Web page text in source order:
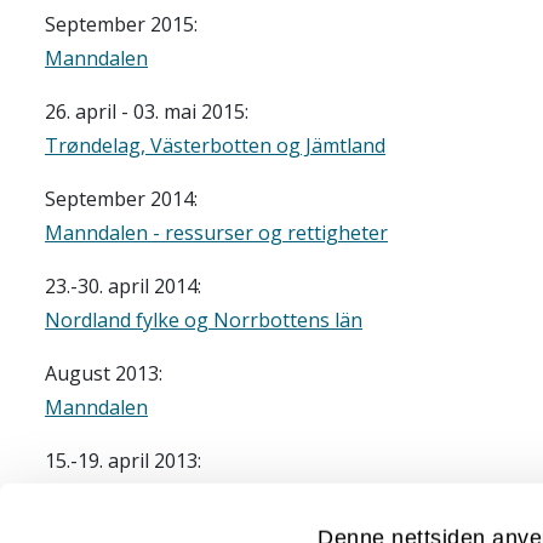
Denne nettsiden
September 2015:
Manndalen
26. april - 03. mai 2015:
Trøndelag, Västerbotten og Jämtland
September 2014:
Manndalen - ressurser og rettigheter
23.-30. april 2014:
Nordland fylke og Norrbottens län
August 2013:
Manndalen
15.-19. april 2013: